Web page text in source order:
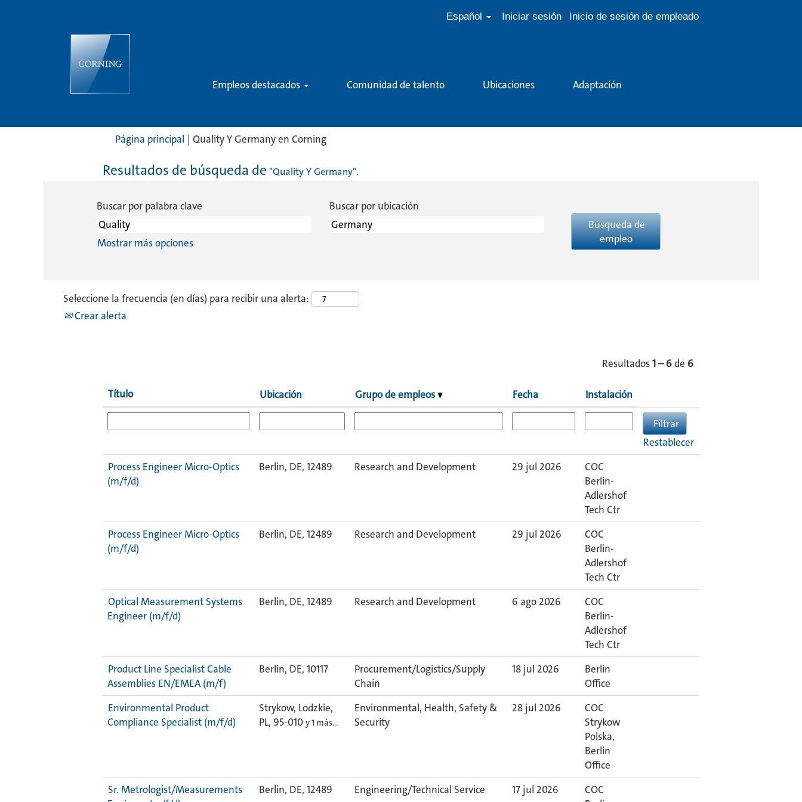
Español Iniciar sesión Inicio de sesión de empleado
Empleos destacados Comunidad de talento Ubicaciones Adaptación
Página principal | Quality Y Germany en Corning(página
Resultados de búsqueda de "Quality Y Germany".
Buscar por palabra clave Buscar por ubicación
Mostrar más opciones
Seleccione la frecuencia (en días) para recibir una alerta:
Crear alerta
Resultados1 – 6de 6
Título Ubicación Grupo de empleos Fecha Instalación
Restablecer
Process Engineer Micro-Optics
(m/f/d)
Berlin, DE, 12489 Research and Development 29 jul 2026
COC
Berlin-
Adlershof
Tech Ctr
Process Engineer Micro-Optics
(m/f/d)
Berlin, DE, 12489 Research and Development 29 jul 2026
COC
Berlin-
Adlershof
Tech Ctr
Optical Measurement Systems
Engineer (m/f/d)
Berlin, DE, 12489 Research and Development 6 ago 2026
COC
Berlin-
Adlershof
Tech Ctr
Product Line Specialist Cable
Assemblies EN/EMEA (m/f)
Berlin, DE, 10117
Procurement/Logistics/Supply
Chain
18 jul 2026
Berlin
Office
Environmental Product
Compliance Specialist (m/f/d)
Strykow, Lodzkie,
PL, 95-010 y 1 más…
Environmental, Health, Safety &
Security
28 jul 2026
COC
Strykow
Polska,
Berlin
Office
Sr. Metrologist/Measurements
Berlin, DE, 12489 Engineering/Technical Service 17 jul 2026
COC